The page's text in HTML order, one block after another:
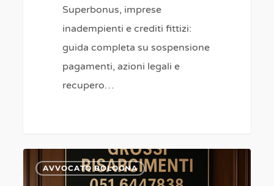
Superbonus, imprese
inadempienti e crediti fittizi:
guida completa su sospensione
pagamenti, azioni legali e
recupero…
investito
AVVOCATO BOLOGNA
0